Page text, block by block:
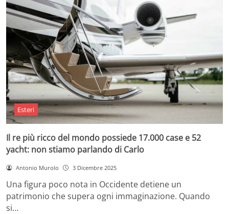
Esteri
Il re più ricco del mondo possiede 17.000 case e 52
yacht: non stiamo parlando di Carlo
Antonio Murolo 3 Dicembre 2025
Una figura poco nota in Occidente detiene un
patrimonio che supera ogni immaginazione. Quando
si…